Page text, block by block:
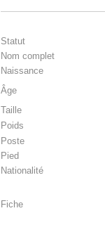
Statut
Nom complet
Naissance
Âge
Taille
Poids
Poste
Pied
Nationalité
Fiche